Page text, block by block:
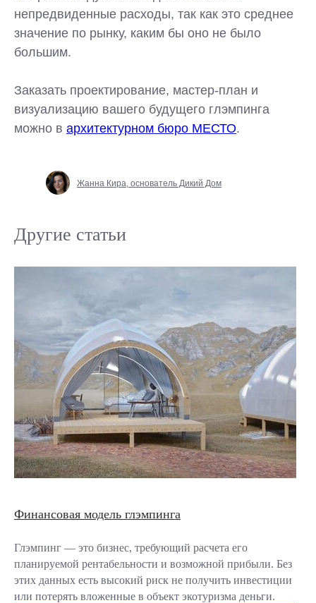
непредвиденные расходы, так как это среднее
значение по рынку, каким бы оно не было
большим.
Заказать проектирование, мастер-план и
визуализацию вашего будущего глэмпинга
можно в архитектурном бюро МЕСТО.
Жанна Кира, основатель Дикий Дом
Другие статьи
Финансовая модель глэмпинга
Глэмпинг — это бизнес, требующий расчета его
планируемой рентабельности и возможной прибыли. Без
этих данных есть высокий риск не получить инвестиции
или потерять вложенные в объект экотуризма деньги.